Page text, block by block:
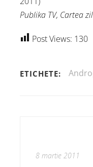
Publika TV, Cartea
Post Views: 130
ETICHETE:
8 martie 2011